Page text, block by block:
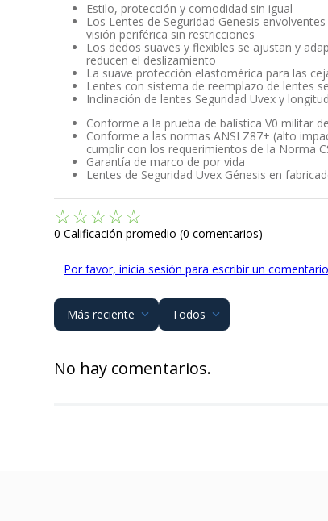
Estilo, protección y comodidad sin igual
Los Lentes de Seguridad Genesis
visión periférica sin restricciones
Los dedos suaves y flexibles se ajustan y
reducen el deslizamiento
La suave protección elastomérica para las
Lentes con sistema de reemplazo de lentes
Inclinación de lentes Seguridad Uvex y
Conforme a la prueba de balística V0 militar
Conforme a las normas ANSI Z87+ (alto
cumplir con los requerimientos de la Norma
Garantía de marco de por vida
Lentes de Seguridad Uvex Génesis en
☆☆☆☆☆
0 Calificación promedio (0 comentarios)
Por favor, inicia sesión para escribir un
Más reciente Todos
No hay comentarios.